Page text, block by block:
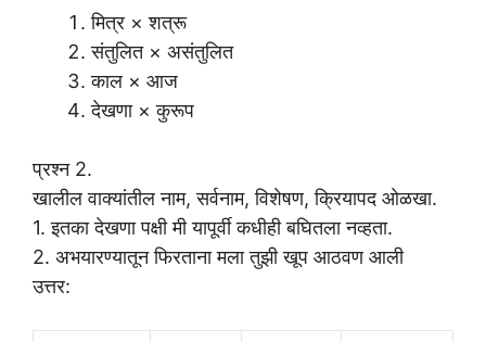
मित्र × शत्रू
संतुलित × असंतुलित
काल × आज
देखणा × कुरूप
प्रश्न 2.
खालील वाक्यांतील नाम, सर्वनाम, विशेषण, क्रियापद ओळखा.
1. इतका देखणा पक्षी मी यापूर्वी कधीही बघितला नव्हता.
2. अभयारण्यातून फिरताना मला तुझी खूप आठवण आली
उत्तर: